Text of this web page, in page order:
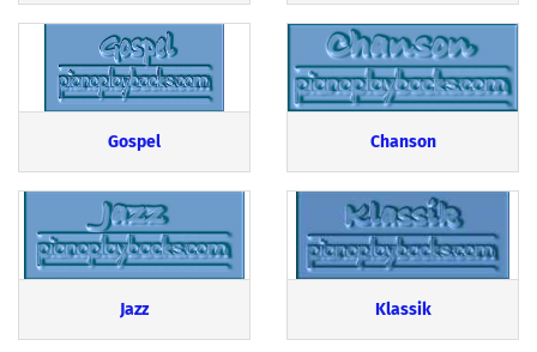
Gospel Chanson
Jazz Klassik